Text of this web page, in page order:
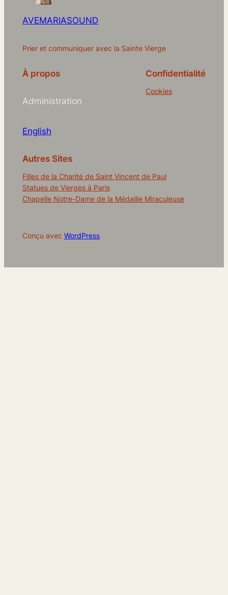
AVEMARIASOUND
Prier et communiquer avec la Sainte Vierge
À propos
Administration
English
Confidentialité
Cookies
Autres Sites
Filles de la Charité de Saint Vincent de Paul
Statues de Vierges à Paris
Chapelle Notre-Dame de la Médaille Miraculeuse
Conçu avec WordPress